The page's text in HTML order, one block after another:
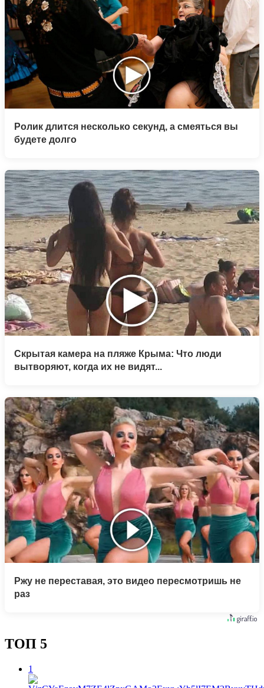
Ролик длится несколько секунд, а смеяться вы
будете долго
Скрытая камера на пляже Крыма: Что люди
вытворяют, когда их не видят...
Ржу не переставая, это видео пересмотришь не
раз
ТОП 5
1